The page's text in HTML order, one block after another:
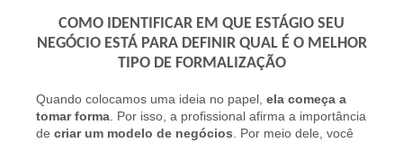
COMO IDENTIFICAR EM QUE ESTÁGIO SEU
NEGÓCIO ESTÁ PARA DEFINIR QUAL É O MELHOR
TIPO DE FORMALIZAÇÃO
Quando colocamos uma ideia no papel, ela começa a
tomar forma . Por isso, a profissional afirma a importância
de criar um modelo de negócios . Por meio dele, você